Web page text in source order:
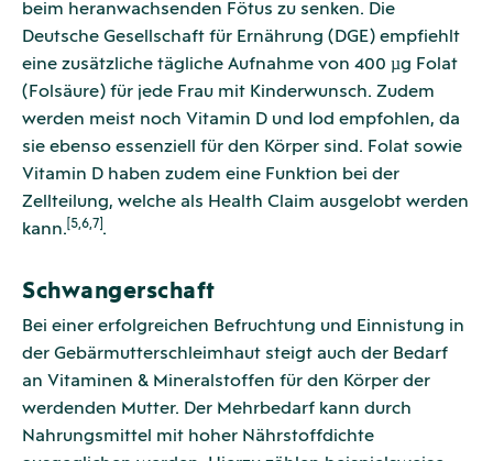
beim heranwachsenden Fötus zu senken. Die
Deutsche Gesellschaft für Ernährung (DGE) empfiehlt
eine zusätzliche tägliche Aufnahme von 400 µg Folat
(Folsäure) für jede Frau mit Kinderwunsch. Zudem
werden meist noch Vitamin D und Iod empfohlen, da
sie ebenso essenziell für den Körper sind. Folat sowie
Vitamin D haben zudem eine Funktion bei der
Zellteilung, welche als Health Claim ausgelobt werden
kann. [5,6,7] .
Schwangerschaft
Bei einer erfolgreichen Befruchtung und Einnistung in
der Gebärmutterschleimhaut steigt auch der Bedarf
an Vitaminen & Mineralstoffen für den Körper der
werdenden Mutter. Der Mehrbedarf kann durch
Nahrungsmittel mit hoher Nährstoffdichte